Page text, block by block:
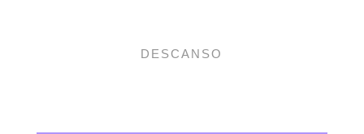
DESCANSO